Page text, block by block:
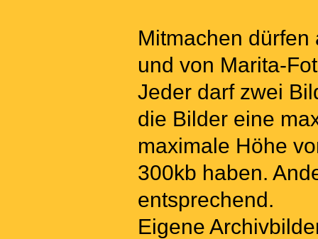
Mitmachen
und von Marita-
Jeder darf zwei
die Bilder eine
maximale Höhe
300kb haben.
entsprechend.
Eigene